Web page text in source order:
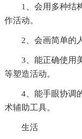
1、会用多种结
作活动。
2、会画简单的
3、能正确使用
等塑造活动。
4、能手眼协调
术辅助工具。
生活